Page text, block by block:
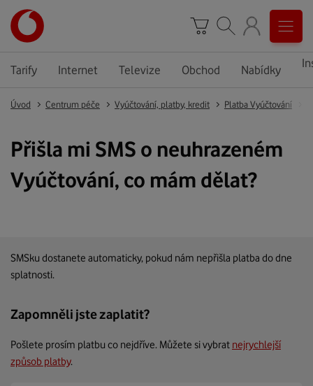
Tarify Internet Televize Obchod Nabídky
Úvod Centrum péče Vyúčtování, platby, kredit Platba Vyúčtování
Přišla mi SMS o neuhrazeném
Vyúčtování, co mám dělat?
SMSku dostanete automaticky, pokud nám nepřišla platba do dne
splatnosti.
Zapomněli jste zaplatit?
Pošlete prosím platbu co nejdříve. Můžete si vybrat nejrychlejší
způsob platby.